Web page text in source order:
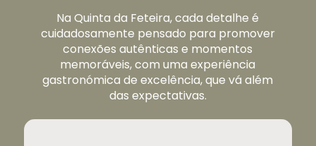
Na Quinta da Feteira, cada detalhe é
cuidadosamente pensado para promover
conexões autênticas e momentos
memoráveis, com uma experiência
gastronómica de excelência, que vá além
das expectativas.